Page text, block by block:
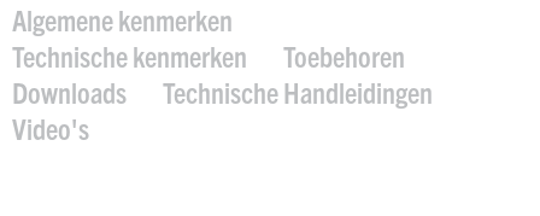
Algemene kenmerken
Technische kenmerken
Toebehoren
Downloads
Technische Handleidingen
Video's